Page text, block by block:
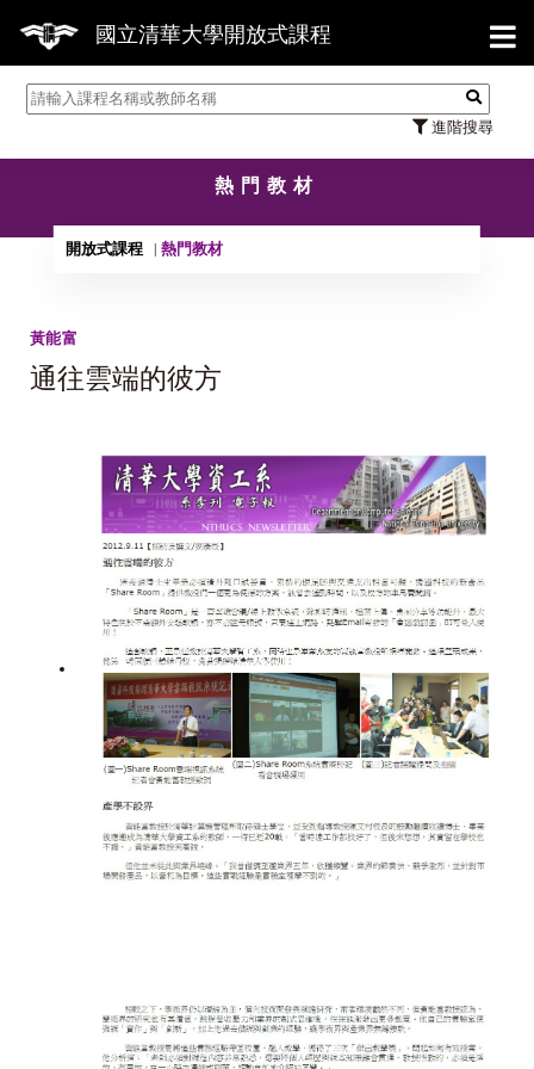
國立清華大學開放式課程
進階搜尋
【
熱門教材
開放式課程 熱門教材
黃能富
通往雲端的彼方